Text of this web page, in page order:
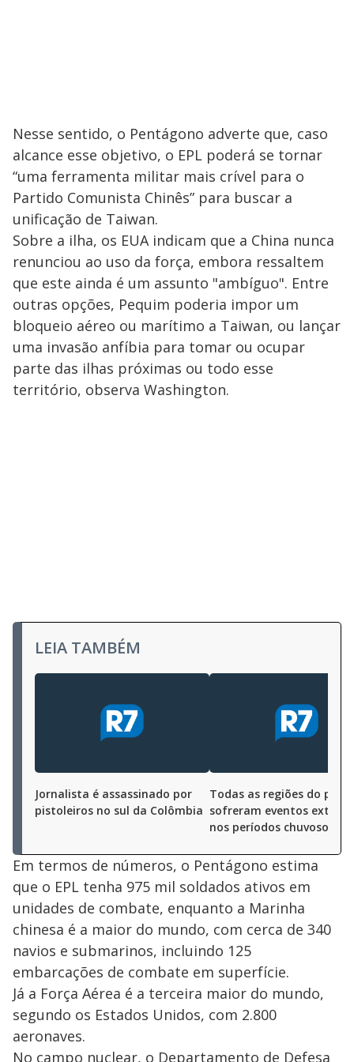
Nesse sentido, o Pentágono adverte que, caso
alcance esse objetivo, o EPL poderá se tornar
“uma ferramenta militar mais crível para o
Partido Comunista Chinês” para buscar a
unificação de Taiwan.
Sobre a ilha, os EUA indicam que a China nunca
renunciou ao uso da força, embora ressaltem
que este ainda é um assunto "ambíguo". Entre
outras opções, Pequim poderia impor um
bloqueio aéreo ou marítimo a Taiwan, ou lançar
uma invasão anfíbia para tomar ou ocupar
parte das ilhas próximas ou todo esse
território, observa Washington.
LEIA TAMBÉM
Jornalista é assassinado por
pistoleiros no sul da Colômbia
Todas as regiões do
sofreram eventos
nos períodos chuvosos
Em termos de números, o Pentágono estima
que o EPL tenha 975 mil soldados ativos em
unidades de combate, enquanto a Marinha
chinesa é a maior do mundo, com cerca de 340
navios e submarinos, incluindo 125
embarcações de combate em superfície.
Já a Força Aérea é a terceira maior do mundo,
segundo os Estados Unidos, com 2.800
aeronaves.
No campo nuclear, o Departamento de Defesa